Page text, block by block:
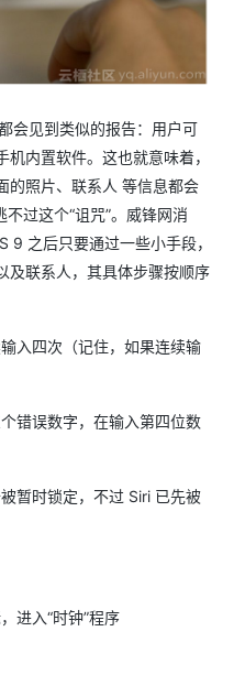
会见到类似的报告：用户可
内置软件。这也就意味着，
的照片、联系人 等信息都会
过这个“诅咒”。威锋网消
9 之后只要通过一些小手段，
及联系人，其具体步骤按顺序
入四次（记住，如果连续输
错误数字，在输入第四位数
暂时锁定，不过 Siri 已先被
进入“时钟”程序